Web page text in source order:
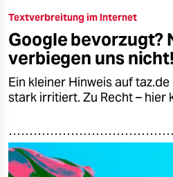
Textverbreitung im Internet
Google bevorzugt?
verbiegen uns nicht!
Ein kleiner Hinweis auf
stark irritiert. Zu Recht – hier